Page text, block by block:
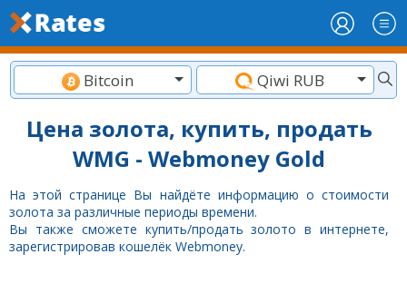
Bitcoin Qiwi RUB
Цена золота, купить, продать
WMG - Webmoney Gold
На этой странице Вы найдёте информацию о стоимости
золота за различные периоды времени.
Вы также сможете купить/продать золото в интернете,
зарегистрировав кошелёк Webmoney.